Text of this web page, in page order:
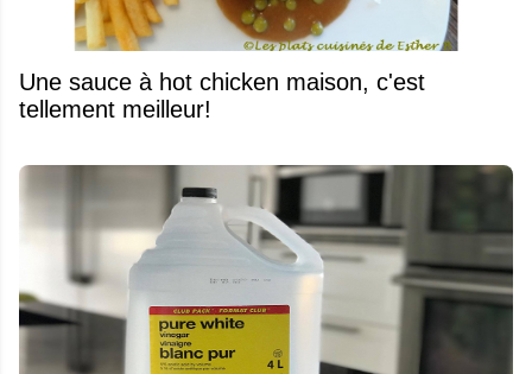
Une sauce à hot chicken maison, c'est
tellement meilleur!